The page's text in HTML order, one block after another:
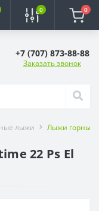
0 0
+7 (707) 873-88-88
Заказать звонок
лыжи Лыжи горные
22 Ps El